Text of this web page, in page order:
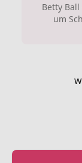
Betty
um